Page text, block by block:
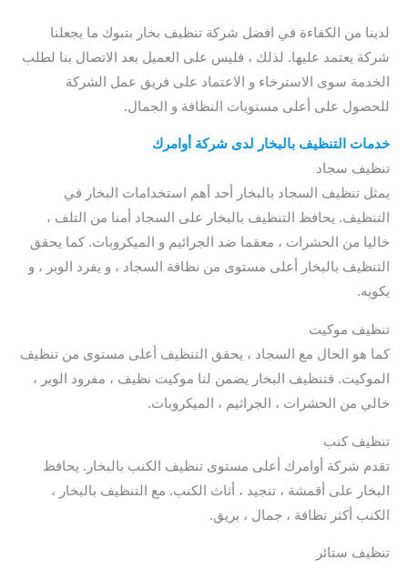
لدينا من الكفاءة في افضل شركة تنظيف بخار بتبوك ما يجعلنا
شركة يعتمد عليها. لذلك ، فليس على العميل بعد الاتصال بنا لطلب
الخدمة سوى الاسترخاء و الاعتماد على فريق عمل الشركة
للحصول على أعلى مستويات النظافة و الجمال.
خدمات التنظيف بالبخار لدى شركة أوامرك
تنظيف سجاد
يمثل تنظيف السجاد بالبخار أحد أهم استخدامات البخار في
التنظيف. يحافظ التنظيف بالبخار على السجاد أمنا من التلف ،
خاليا من الحشرات ، معقما ضد الجرائيم و الميكروبات. كما يحقق
التنظيف بالبخار أعلى مستوى من نظافة السجاد ، و يفرد الوبر ، و
يكويه.
تنظيف موكيت
كما هو الحال مع السجاد ، يحقق التنظيف أعلى مستوى من تنظيف
الموكيت. فتنظيف البخار يضمن لنا موكيت نظيف ، مفرود الوبر ،
خالي من الحشرات ، الجراثيم ، الميكروبات.
تنظيف كنب
تقدم شركة أوامرك أعلى مستوى تنظيف الكنب بالبخار. يحافظ
البخار على أقمشة ، تنجيد ، أثاث الكنب. مع التنظيف بالبخار ،
الكنب أكثر نظافة ، جمال ، بريق.
تنظيف ستائر